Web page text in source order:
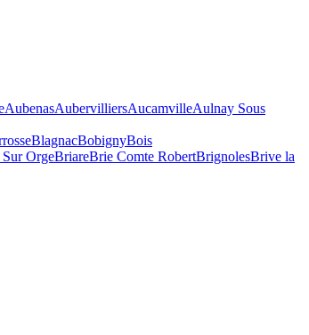
AubenasAubervilliersAucamvilleAulnay Sous
BlagnacBobignyBois
OrgeBriareBrie Comte RobertBrignolesBrive la